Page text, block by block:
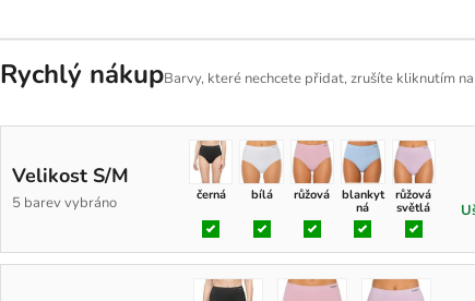
Rychlý nákupBarvy, které nechcete přidat, zrušíte kliknutím
Velikost S/M
5 barev vybráno černá bílá růžová
blankyt
ná
růžová
světlá